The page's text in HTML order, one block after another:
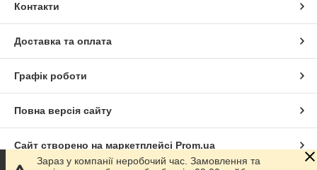
Контакти
Доставка та оплата
Графік роботи
Повна версія сайту
Сайт створено на маркетплейсі Prom.ua
Зараз у компанії неробочий час. Замовлення та